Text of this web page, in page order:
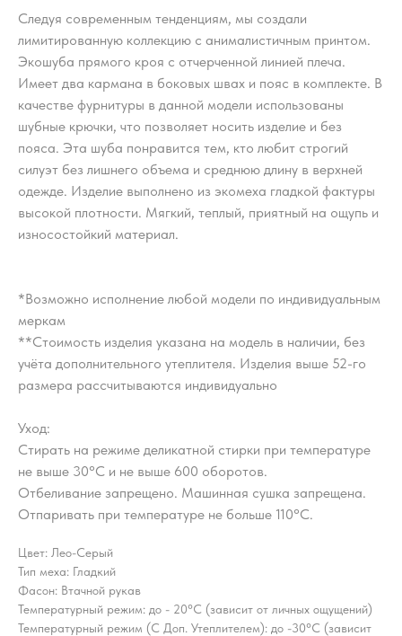
Следуя современным тенденциям, мы создали
лимитированную коллекцию с анималистичным принтом.
Экошуба прямого кроя с отчерченной линией плеча.
Имеет два кармана в боковых швах и пояс в комплекте. В
качестве фурнитуры в данной модели использованы
шубные крючки, что позволяет носить изделие и без
пояса. Эта шуба понравится тем, кто любит строгий
силуэт без лишнего объема и среднюю длину в верхней
одежде. Изделие выполнено из экомеха гладкой фактуры
высокой плотности. Мягкий, теплый, приятный на ощупь и
износостойкий материал.
*Возможно исполнение любой модели по индивидуальным
меркам
**Стоимость изделия указана на модель в наличии, без
учёта дополнительного утеплителя. Изделия выше 52-го
размера рассчитываются индивидуально
Уход:
Стирать на режиме деликатной стирки при температуре
не выше 30°С и не выше 600 оборотов.
Отбеливание запрещено. Машинная сушка запрещена.
Отпаривать при температуре не больше 110°С.
Цвет: Лео-Серый
Тип меха: Гладкий
Фасон: Втачной рукав
Температурный режим: до - 20°C (зависит от личных ощущений)
Температурный режим (С Доп. Утеплителем): до -30°C (зависит